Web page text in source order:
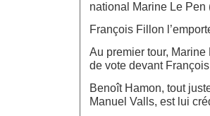
national Marine Le Pen
François Fillon
Au premier tour,
de vote devant
Benoît Hamon, tout
Manuel Valls, est lui